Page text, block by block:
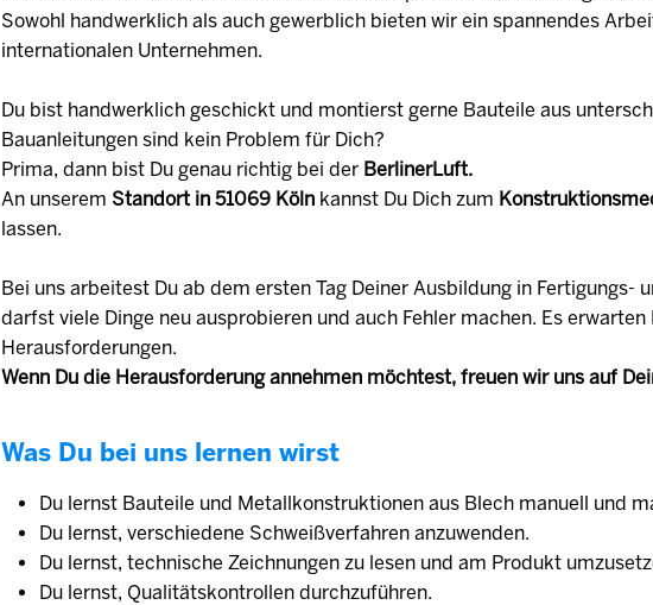
Sowohl handwerklich als auch gewerblich bieten wir ein spannendes
internationalen Unternehmen.
Du bist handwerklich geschickt und montierst gerne Bauteile aus
Bauanleitungen sind kein Problem für Dich?
Prima, dann bist Du genau richtig bei der BerlinerLuft.
An unserem Standort in 51069 Köln kannst Du Dich zum
lassen.
Bei uns arbeitest Du ab dem ersten Tag Deiner Ausbildung in Fertigungs-
darfst viele Dinge neu ausprobieren und auch Fehler machen. Es erwarten
Herausforderungen.
Wenn Du die Herausforderung annehmen möchtest, freuen wir uns auf
Was Du bei uns lernen wirst
Du lernst Bauteile und Metallkonstruktionen aus Blech manuell und
Du lernst, verschiedene Schweißverfahren anzuwenden.
Du lernst, technische Zeichnungen zu lesen und am Produkt
Du lernst, Qualitätskontrollen durchzuführen.